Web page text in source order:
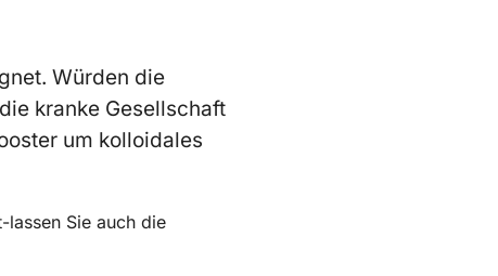
Würden die
kranke Gesellschaft
um kolloidales
lassen Sie auch die